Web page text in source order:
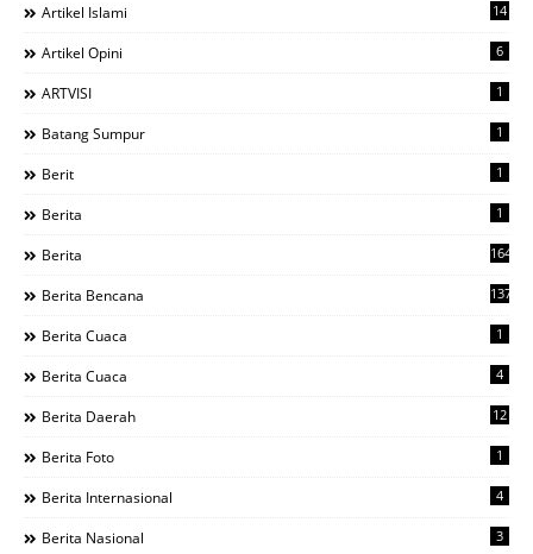
Artikel Islami 14
Artikel Opini 6
ARTVISI 1
Batang Sumpur 1
Berit 1
Berita 1
Berita 1644
Berita Bencana 137
Berita Cuaca 1
Berita Cuaca 4
Berita Daerah 12
Berita Foto 1
Berita Internasional 4
Berita Nasional 3